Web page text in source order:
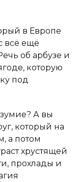
в Европе
всё ещё
об арбузе и
которую
под
А вы
который на
а потом
хрустящей
прохлады и